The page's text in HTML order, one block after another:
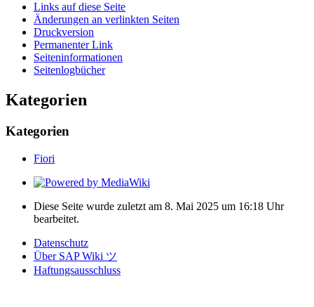
Links auf diese Seite
Änderungen an verlinkten Seiten
Druckversion
Permanenter Link
Seiten­­informationen
Seitenlogbücher
Kategorien
Kategorien
Fiori
Diese Seite wurde zuletzt am 8. Mai 2025 um 16:18 Uhr
bearbeitet.
Datenschutz
Über SAP Wiki ツ
Haftungsausschluss